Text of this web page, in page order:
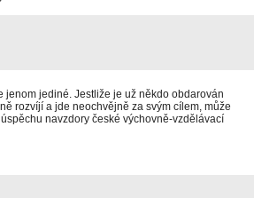
jenom jediné. Jestliže je už někdo obdarován
rozvíjí a jde neochvějně za svým cílem, může
navzdory české výchovně-vzdělávací